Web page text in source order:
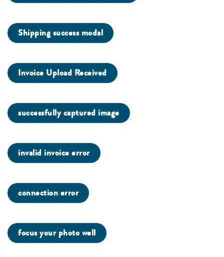
Shipping success modal
Invoice Upload Received
successfully captured image
invalid invoice error
connection error
focus your photo well